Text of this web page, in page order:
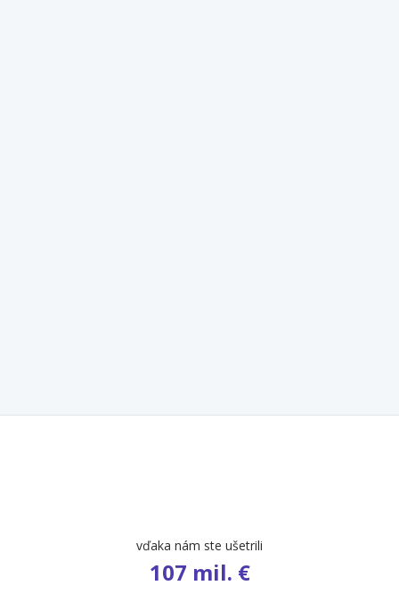
vďaka nám ste ušetrili
107 mil. €